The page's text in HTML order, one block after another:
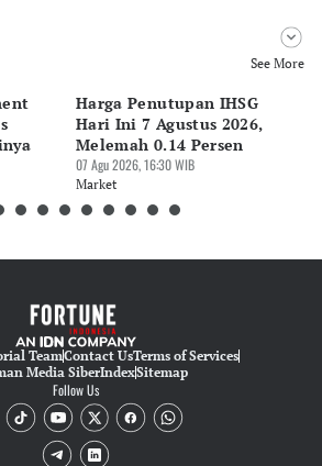
See More
Harga Penutupan IHSG
Hari Ini 7 Agustus 2026,
Melemah 0.14 Persen
07 Agu 2026, 16:30 WIB
Market
TeamContact UsTerms of Services
Media SiberIndexSitemap
Follow Us